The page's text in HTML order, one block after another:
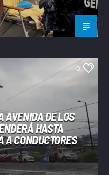
0
AVENIDA DE LOS
HASTA
A CONDUCTORES